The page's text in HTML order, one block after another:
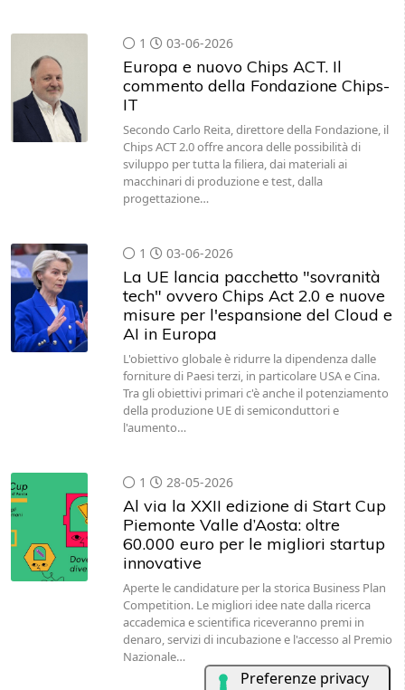
1 03-06-2026
Europa e nuovo Chips ACT. Il
commento della Fondazione Chips-
IT
Secondo Carlo Reita, direttore della Fondazione, il
Chips ACT 2.0 offre ancora delle possibilità di
sviluppo per tutta la filiera, dai materiali ai
macchinari di produzione e test, dalla
progettazione…
1 03-06-2026
La UE lancia pacchetto "sovranità
tech" ovvero Chips Act 2.0 e nuove
misure per l'espansione del Cloud e
AI in Europa
L'obiettivo globale è ridurre la dipendenza dalle
forniture di Paesi terzi, in particolare USA e Cina.
Tra gli obiettivi primari c'è anche il potenziamento
della produzione UE di semiconduttori e
l'aumento…
1 28-05-2026
Al via la XXII edizione di Start Cup
Piemonte Valle d’Aosta: oltre
60.000 euro per le migliori startup
innovative
Aperte le candidature per la storica Business Plan
Competition. Le migliori idee nate dalla ricerca
accademica e scientifica riceveranno premi in
denaro, servizi di incubazione e l'accesso al Premio
Nazionale…